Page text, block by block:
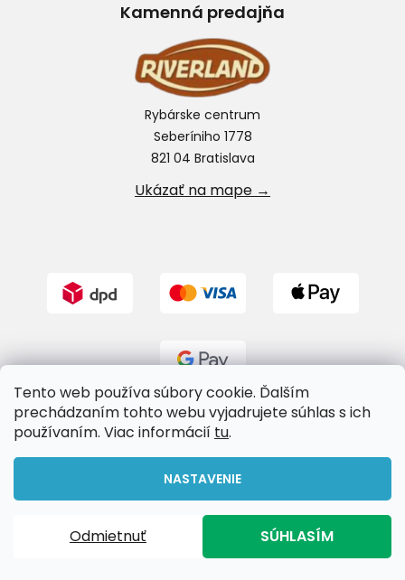
Tento web používa súbory cookie. Ďalším
prechádzaním tohto webu vyjadrujete súhlas s ich
používaním. Viac informácií tu.
NASTAVENIE
Odmietnuť SÚHLASÍM
Kamenná predajňa
Rybárske centrum
Seberíniho 1778
821 04 Bratislava
Ukázať na mape →
Riverland.sk. Všetky práva vyhradené.
Upraviť nastavenie cookies